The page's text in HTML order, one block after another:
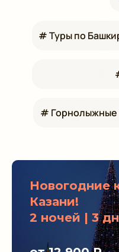
# Туры по
# Горнолыжные
Новогодние
Казани!
2 ночей | 3